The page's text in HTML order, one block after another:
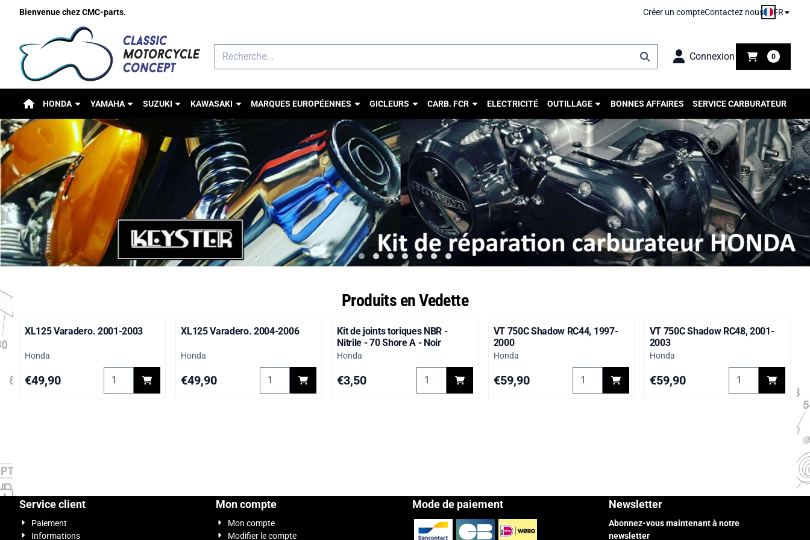
Préférences de cookies disponibles. Choisissez les paramètres ou autorisez tous les cookies.
Bienvenue chez CMC-parts. Créer un compteContactez nous FR
Rechercher
Connexion 0
HONDA YAMAHA SUZUKI KAWASAKI MARQUES EUROPÉENNES GICLEURS CARB. FCR ELECTRICITÉ OUTILLAGE BONNES AFFAIRES SERVICE CARBURATEUR
Produits en Vedette
XL125 Varadero. 2001-2003
Marque :
Honda
Prix: 49,90
€49,90 Choisir la quantité pour XL125 Varadero. 2001-2003
XL125 Varadero. 2004-2006
Marque :
Honda
Prix: 49,90
€49,90 Choisir la quantité pour XL125 Varadero. 2004-2006
Kit de joints toriques NBR -
Nitrile - 70 Shore A - Noir
Marque :
Honda
Prix: 3,50
€3,50 Choisir la quantité pour Kit de joints toriques NBR - Nitrile - 70 Shore A - Noir
VT 750C Shadow RC44, 1997-
2000
Marque :
Honda
Prix: 59,90
€59,90 Choisir la quantité pour VT 750C Shadow RC44, 1997-
VT 750C Shadow RC48, 2001-
2003
Marque :
Honda
Prix: 59,90
€59,90 Choisir la
Service client
Paiement
Informations
Mon compte
Mon compte
Modifier le compte
Mode de paiement Newsletter
Abonnez-vous maintenant à notre
newsletter